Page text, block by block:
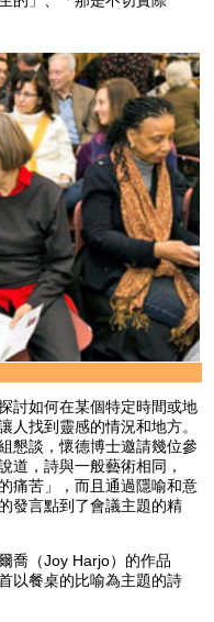
討如何在某個特定時間或地
人找到靈感的情況和地方。
懇談，懷德博士邀請幾位參
道，詩與一般藝術相同，
痛苦」，而且通過隱喻和意
發言點到了會議主題的精
喬（Joy Harjo）的作品
以餐桌的比喻為主題的詩